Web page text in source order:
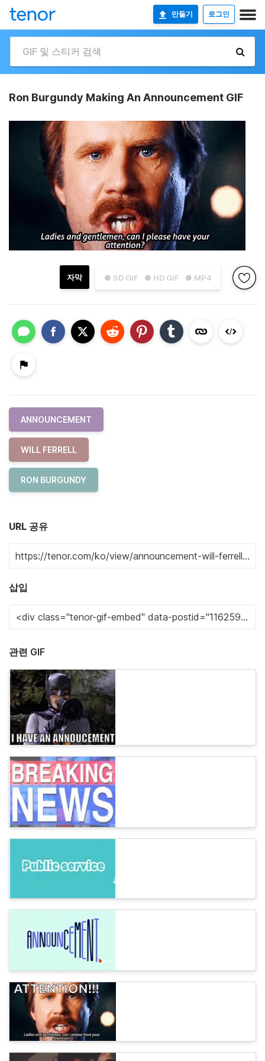
만들기 로그인
Ron Burgundy Making An Announcement GIF
● SD GIF ● HD GIF ● MP4
자막
ANNOUNCEMENT
WILL FERRELL
RON BURGUNDY
URL 공유
삽입
관련 GIF